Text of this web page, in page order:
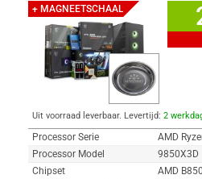
+ MAGNEETSCHAAL
Uit voorraad leverbaar. Levertijd: 2
Processor Serie
AMD
Processor Model
9850X3D
Chipset
AMD B850